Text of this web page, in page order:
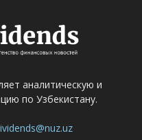
аналитическую и
по Узбекистану.